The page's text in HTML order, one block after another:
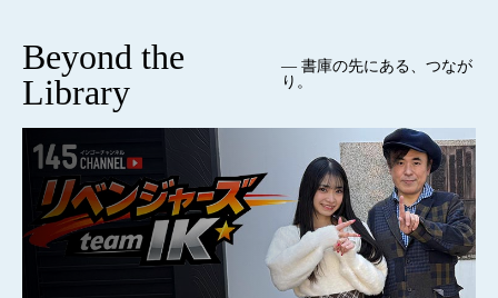
Beyond the
Library
— 書庫の先にある、つなが
り。